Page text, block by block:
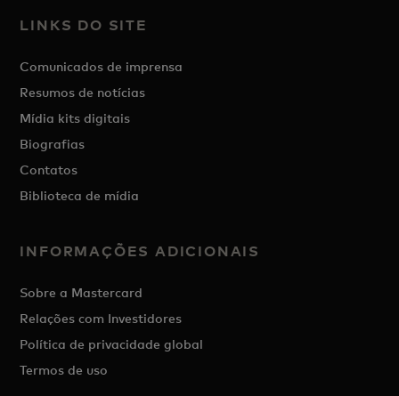
LINKS DO SITE
Comunicados de imprensa
Resumos de notícias
Mídia kits digitais
Biografias
Contatos
Biblioteca de mídia
INFORMAÇÕES ADICIONAIS
Sobre a Mastercard
Relações com Investidores
Política de privacidade global
Termos de uso